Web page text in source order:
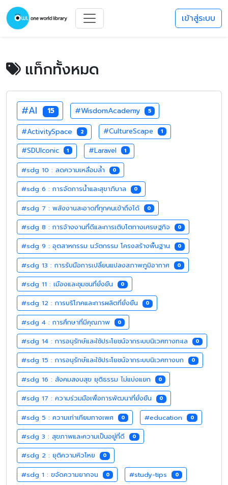
เข้าสู่ระบบ
แท็กทั้งหมด
#AI 15 #WisdomAcademy 5
#ActivitySpace 2 #CultureScape 1
#SDUIconic 1 #Laravel 1
#sdg 10 : ลดความเหลื่อมล้ำ 0
#sdg 6 : การจัดการน้ำและสุขาภิบาล 0
#sdg 7 : พลังงานสะอาดที่ทุกคนเข้าถึงได้ 0
#sdg 8 : การจ้างงานที่ดีและการเติบโตทางเศรษฐกิจ 0
#sdg 9 : อุตสาหกรรม นวัตกรรม โครงสร้างพื้นฐาน 0
#sdg 13 : การรับมือการเปลี่ยนแปลงสภาพภูมิอากาศ 0
#sdg 11 : เมืองและชุมชนที่ยั่งยืน 0
#sdg 12 : การบริโภคและการผลิตที่ยั่งยืน 0
#sdg 4 : การศึกษาที่มีคุณภาพ 0
#sdg 14 : การอนุรักษ์และใช้ประโยชน์จากระบบนิเวศทางทะเล 0
#sdg 15 : การอนุรักษ์และใช้ประโยชน์จากระบบนิเวศทางบก 0
#sdg 16 : สังคมสงบสุข ยุติธรรม ไม่แบ่งแยก 0
#sdg 17 : ความร่วมมือเพื่อการพัฒนาที่ยั่งยืน 0
#sdg 5 : ความเท่าเทียมทางเพศ 0 #education 0
#sdg 3 : สุขภาพและความเป็นอยู่ที่ดี 0
#sdg 2 : ยุติความหิวโหย 0
#sdg 1 : ขจัดความยากจน 0 #study-tips 0